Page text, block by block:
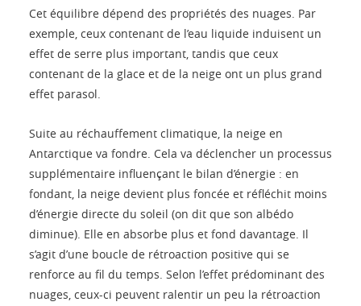
Cet équilibre dépend des propriétés des nuages. Par
exemple, ceux contenant de l’eau liquide induisent un
effet de serre plus important, tandis que ceux
contenant de la glace et de la neige ont un plus grand
effet parasol.
Suite au réchauffement climatique, la neige en
Antarctique va fondre. Cela va déclencher un processus
supplémentaire influençant le bilan d’énergie : en
fondant, la neige devient plus foncée et réfléchit moins
d’énergie directe du soleil (on dit que son albédo
diminue). Elle en absorbe plus et fond davantage. Il
s’agit d’une boucle de rétroaction positive qui se
renforce au fil du temps. Selon l’effet prédominant des
nuages, ceux-ci peuvent ralentir un peu la rétroaction